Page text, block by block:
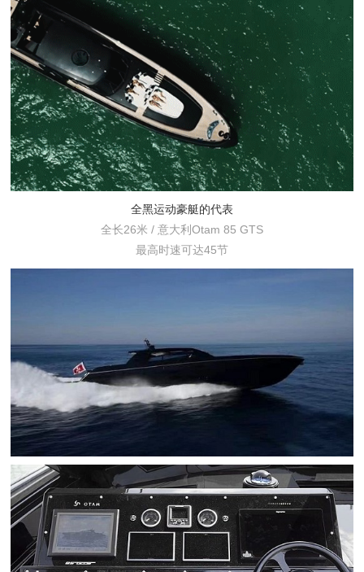
全黑运动豪艇的代表
全长26米 / 意大利Otam 85 GTS
最高时速可达45节